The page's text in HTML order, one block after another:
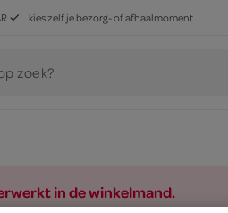
kies zelf je bezorg- of afhaalmoment
zoek?
in de winkelmand.